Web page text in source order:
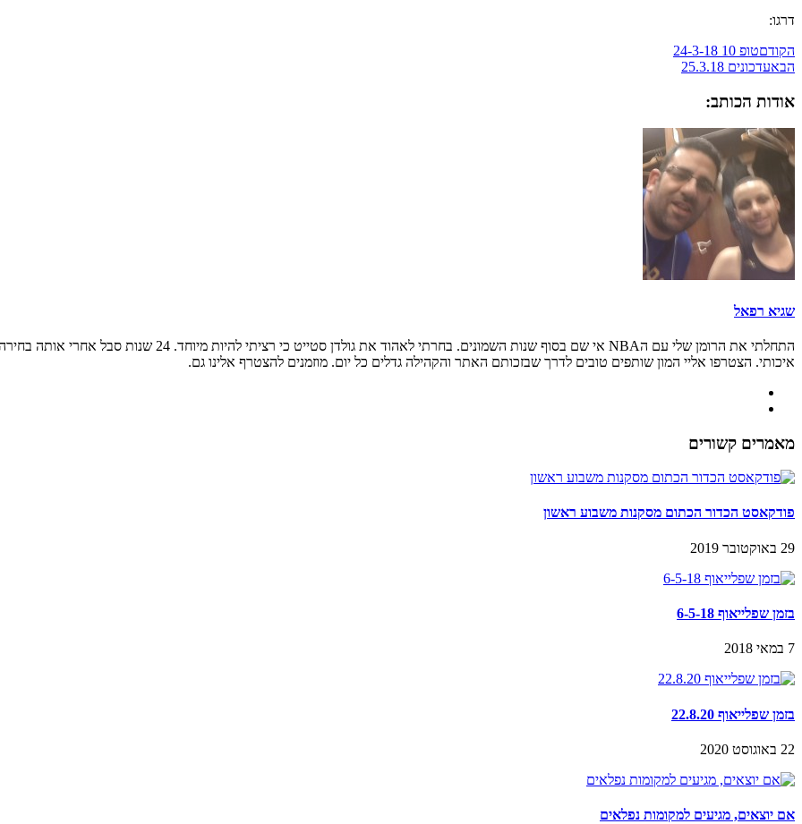
דרגו:
הקודםטופ 10 24-3-18
הבאעדכונים 25.3.18
אודות הכותב:
שגיא רפאל
איכותי. הצטרפו אליי המון שותפים טובים לדרך שבזכותם האתר והקהילה גדלים כל יום. מוזמנים להצטרף אלינו גם.
מאמרים קשורים
פודקאסט הכדור הכתום מסקנות משבוע ראשון
29 באוקטובר 2019
בזמן שפלייאוף 6-5-18
7 במאי 2018
בזמן שפלייאוף 22.8.20
22 באוגוסט 2020
אם יוצאים, מגיעים למקומות נפלאים